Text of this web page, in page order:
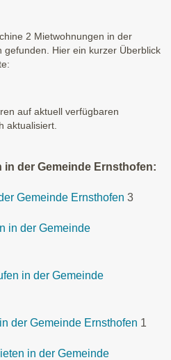
2 Mietwohnungen in der
Hier ein kurzer Überblick
auf aktuell verfügbaren
aktualisiert.
der Gemeinde Ernsthofen:
Gemeinde Ernsthofen 3
in der Gemeinde
in der Gemeinde
der Gemeinde Ernsthofen 1
in der Gemeinde